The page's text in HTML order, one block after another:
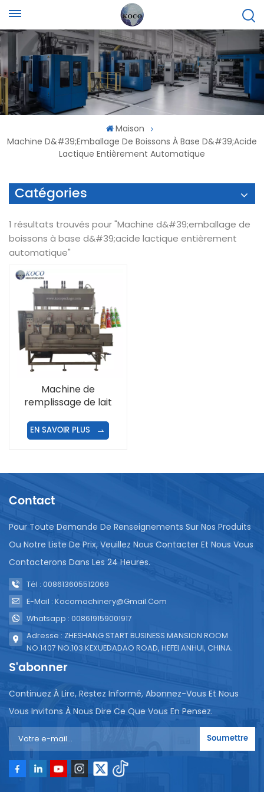
Maison
Machine D&#39;emballage De Boissons À Base D&#39;acide
Lactique Entièrement Automatique
Catégories
1 résultats trouvés pour "Machine d&#39;emballage de
boissons à base d&#39;acide lactique entièrement
automatique"
Machine de
remplissage de lait
EN SAVOIR PLUS
Contact
Pour Toute Demande De Renseignements Sur Nos Produits
Ou Notre Liste De Prix, Veuillez Nous Contacter Et Nous Vous
Contacterons Dans Les 24 Heures.
Tél : 008613605512069
E-Mail : Kocomachinery@gmail.com
Whatsapp : 008619159001917
Adresse : ZHESHANG START BUSINESS MANSION ROOM
NO.1407 NO.103 KEXUEDADAO ROAD, HEFEI ANHUI, CHINA.
S'abonner
Continuez À Lire, Restez Informé, Abonnez-Vous Et Nous
Vous Invitons À Nous Dire Ce Que Vous En Pensez.
Soumettre